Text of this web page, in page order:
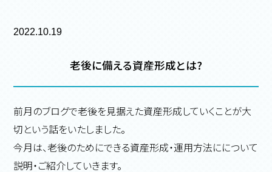
2022.10.19
老後に備える資産形成とは?
前月のブログで老後を見据えた資産形成していくことが大
切という話をいたしました。
今月は、老後のためにできる資産形成・運用方法にについて
説明・ご紹介していきます。